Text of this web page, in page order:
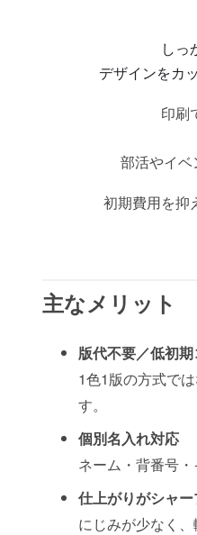
しっ
デザインをカ
印刷
部活やイベ
初期費用を抑
主なメリット
版代不要／低初期
1色1版の方式で
す。
個別名入れ対応
ネーム・背番号
仕上がりがシャー
にじみが少なく